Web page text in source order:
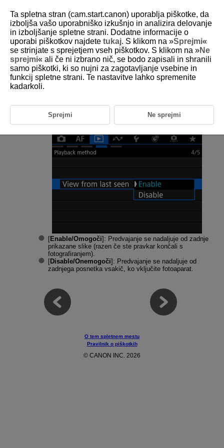
D388-167
Nadaljevanje od prejšnjega
predvajanega posnetka
zadnje prikazane slike
Izberite možnost.
[Enable/Omogoči]: Predvajanje se nadaljuje od zadnje
prikazane slike (razen če ste pravkar končali s
fotografiranjem).
[Disable/Onemogoči]: Predvajanje se nadaljuje od
zadnjega posnetka vsakič, ko vključite fotoaparat.
O tem spletnem mestu
Pravilnik o piškotkih
© CANON INC. 2026
Ta spletna stran (cam.start.canon) uporablja piškotke, da
izboljša vašo uporabniško izkušnjo in analizira delovanje
in izboljšanje spletne strani. Dodatne informacije o
uporabi piškotkov najdete tukaj. S klikom na »Sprejmi«
se strinjate s sprejetjem vseh piškotkov. S klikom na »Ne
sprejmi« ali če ni izbrano nič, se bodo zapisali in shranili
samo piškotki, ki so nujni za zagotavljanje vsebine in
funkcij spletne strani. Te nastavitve lahko spremenite
kadarkoli.
Sprejmi Ne sprejmi